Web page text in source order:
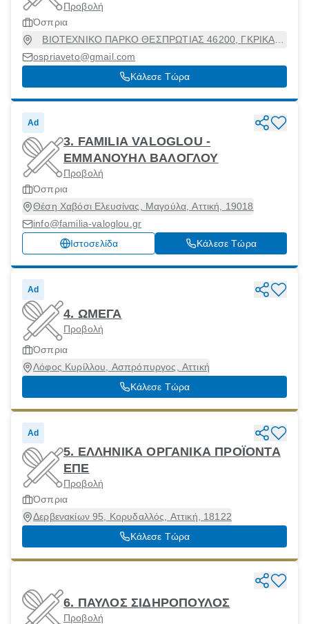
Προβολή
Όσπρια
ΒΙΟΤΕΧΝΙΚΟ ΠΑΡΚΟ ΘΕΣΠΡΩΤΙΑΣ 46200, ΓΚΡΙΚΑ,
Παραμυθιά, Θεσπρωτία, 46200
ospriaveto@gmail.com
Κάλεσε Τώρα
Ad
3. FAMILIA VALOGLOU -
ΕΜΜΑΝΟΥΗΛ ΒΑΛΟΓΛΟΥ
Προβολή
Όσπρια
Θέση Χαβόσι Ελευσίνας, Μαγούλα, Αττική, 19018
info@familia-valoglou.gr
Ιστοσελίδα
Κάλεσε Τώρα
Ad
4. ΩΜΕΓΑ
Προβολή
Όσπρια
Λόφος Κυρίλλου, Ασπρόπυργος, Αττική
Κάλεσε Τώρα
Ad
5. ΕΛΛΗΝΙΚΑ ΟΡΓΑΝΙΚΑ ΠΡΟΪΟΝΤΑ
ΕΠΕ
Προβολή
Όσπρια
Δερβενακίων 95, Κορυδαλλός, Αττική, 18122
Κάλεσε Τώρα
6. ΠΑΥΛΟΣ ΣΙΔΗΡΟΠΟΥΛΟΣ
Προβολή